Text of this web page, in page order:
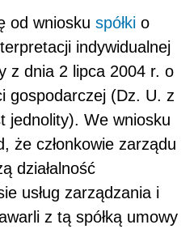
od wniosku spółki o
indywidualnej
z dnia 2 lipca 2004 r. o
gospodarczej (Dz. U. z
jednolity). We wniosku
że członkowie zarządu
działalność
usług zarządzania i
z tą spółką umowy